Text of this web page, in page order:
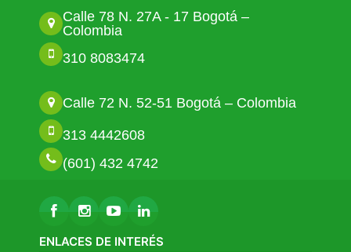
Calle 78 N. 27A - 17 Bogotá –
Colombia
310 8083474
Calle 72 N. 52-51 Bogotá – Colombia
313 4442608
(601) 432 4742
ENLACES DE INTERÉS